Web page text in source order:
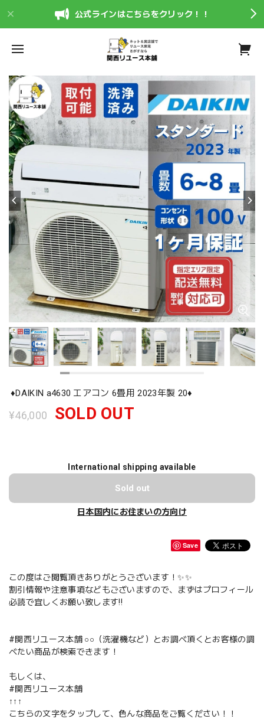
公式ラインはこちらをクリック！！
♦️DAIKIN a4630 エアコン 6畳用 2023年製 20♦️
¥46,000 SOLD OUT
International shipping available
Sold out
日本国内にお住まいの方向け
Save
この度はご閲覧頂きありがとうございます！✨✨
割引情報や注意事項などもございますので、まずはプロフィール
必読で宜しくお願い致します‼️
#関西リユース本舗 ○○（洗濯機など）とお調べ頂くとお客様の調
べたい商品が検索できます！
もしくは、
#関西リユース本舗
↑↑↑
こちらの文字をタップして、色んな商品をご覧ください！！